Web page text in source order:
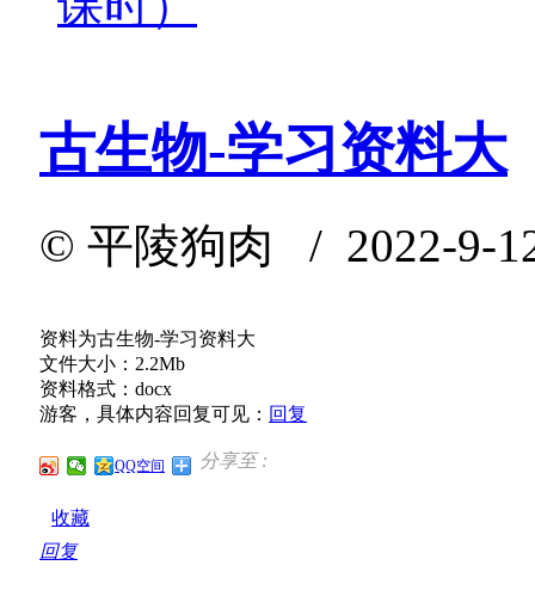
古生物-学习资料大
© 平陵狗肉 / 2022-9-
资料为古生物-学习资料大
文件大小：2.2Mb
资料格式：docx
游客，具体内容回复可见： 回复
分享至 :
QQ空间
收藏
回复